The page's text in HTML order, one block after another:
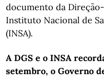
documento da Direção-
Instituto Nacional de
(INSA).
A DGS e o INSA
setembro, o Governo